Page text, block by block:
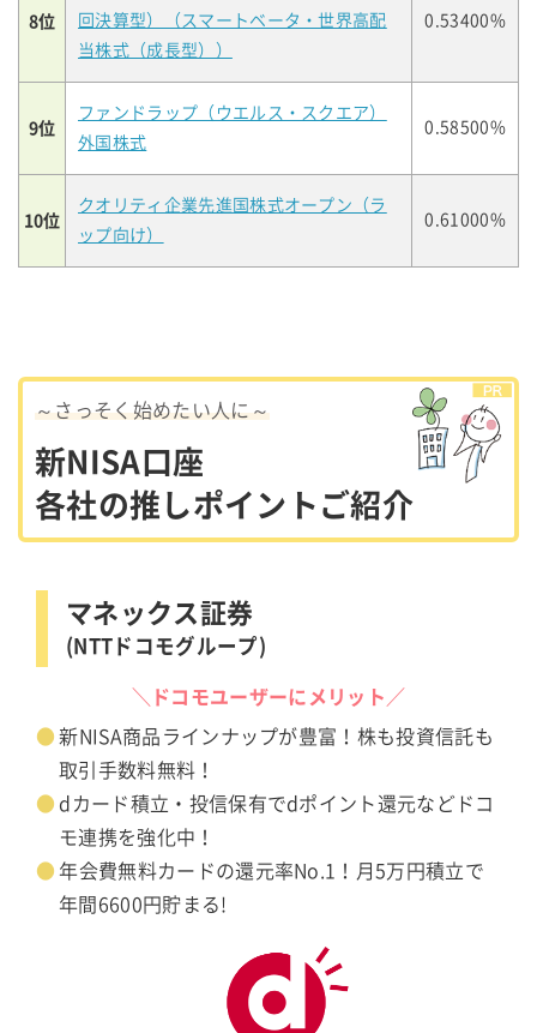
8位
回決算型）（スマートベータ・世界高配
当株式（成長型））
0.53400%
9位
ファンドラップ（ウエルス・スクエア）
外国株式
0.58500%
10位
クオリティ企業先進国株式オープン（ラ
ップ向け）
0.61000%
～さっそく始めたい人に～
新NISA口座
各社の推しポイントご紹介
マネックス証券
(NTTドコモグループ)
＼ドコモユーザーにメリット／
新NISA商品ラインナップが豊富！株も投資信託も
取引手数料無料！
dカード積立・投信保有でdポイント還元などドコ
モ連携を強化中！
年会費無料カードの還元率No.1！月5万円積立で
年間6600円貯まる!